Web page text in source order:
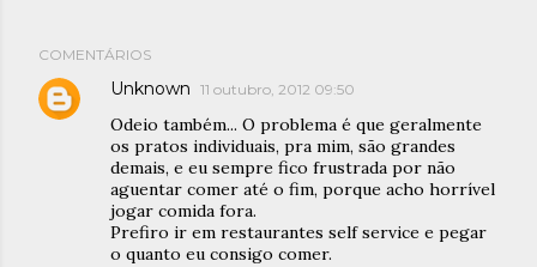
COMENTÁRIOS
Unknown 11 outubro, 2012 09:50
Odeio também... O problema é que geralmente
os pratos individuais, pra mim, são grandes
demais, e eu sempre fico frustrada por não
aguentar comer até o fim, porque acho horrível
jogar comida fora.
Prefiro ir em restaurantes self service e pegar
o quanto eu consigo comer.